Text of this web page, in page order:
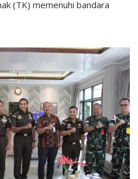
(TK) memenuhi bandara